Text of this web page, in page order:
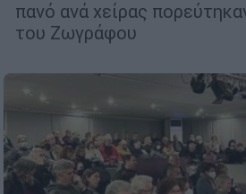
πανό ανά χείρας
του Ζωγράφου